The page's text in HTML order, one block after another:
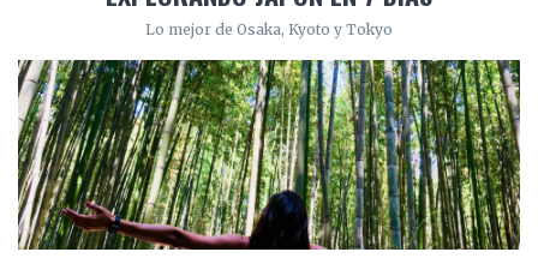
Lo mejor de Osaka, Kyoto y Tokyo